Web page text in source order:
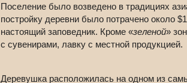
Поселение было возведено в традициях
постройку деревни было потрачено около
настоящий заповедник. Кроме «зеленой»
с сувенирами, лавку с местной продукцией.
Деревушка расположилась на одном из